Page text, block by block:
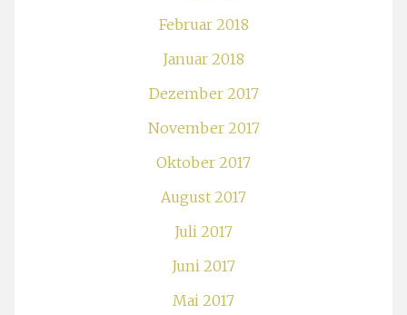
Februar 2018
Januar 2018
Dezember 2017
November 2017
Oktober 2017
August 2017
Juli 2017
Juni 2017
Mai 2017